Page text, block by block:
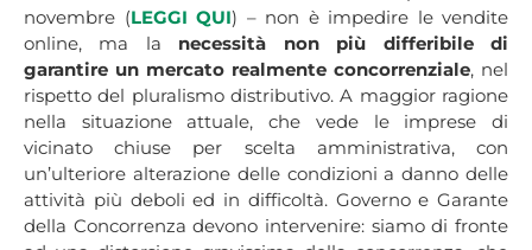
novembre (LEGGI QUI) – non è impedire le vendite
online, ma la necessità non più differibile di
garantire un mercato realmente concorrenziale, nel
rispetto del pluralismo distributivo. A maggior ragione
nella situazione attuale, che vede le imprese di
vicinato chiuse per scelta amministrativa, con
un’ulteriore alterazione delle condizioni a danno delle
attività più deboli ed in difficoltà. Governo e Garante
della Concorrenza devono intervenire: siamo di fronte